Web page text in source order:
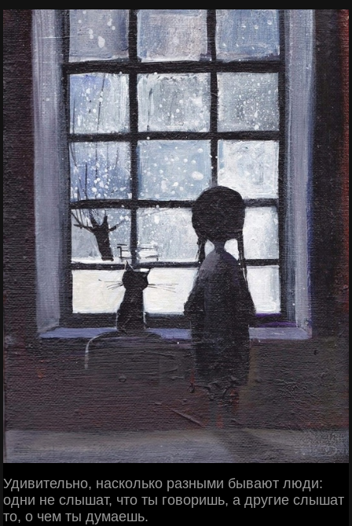
Удивительно, насколько разными бывают люди:
одни не слышат, что ты говоришь, а другие слышат
то, о чем ты думаешь.